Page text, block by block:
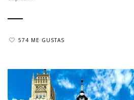
574 ME GUSTAS